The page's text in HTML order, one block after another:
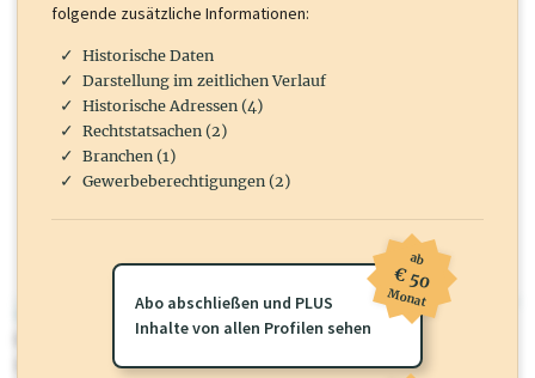
wirtschaft.at PLUS
Für dieses Profil gibt es zusätzlichewirtschaft.at PLUS Inhalte
Sie momentan nicht einsehen können. Schalten Sie dieses Profil frei
folgende zusätzliche Informationen:
Historische Daten
Darstellung im zeitlichen Verlauf
Historische Adressen (4)
Rechtstatsachen (2)
Branchen (1)
Gewerbeberechtigungen (2)
Abo abschließen und PLUS
Inhalte von allen Profilen sehen
ab
€ 50
Monat